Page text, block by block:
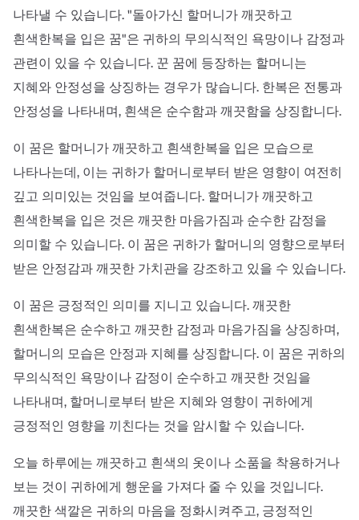
나타낼 수 있습니다. "돌아가신 할머니가 깨끗하고
흰색한복을 입은 꿈"은 귀하의 무의식적인 욕망이나 감정과
관련이 있을 수 있습니다. 꾼 꿈에 등장하는 할머니는
지혜와 안정성을 상징하는 경우가 많습니다. 한복은 전통과
안정성을 나타내며, 흰색은 순수함과 깨끗함을 상징합니다.
이 꿈은 할머니가 깨끗하고 흰색한복을 입은 모습으로
나타나는데, 이는 귀하가 할머니로부터 받은 영향이 여전히
깊고 의미있는 것임을 보여줍니다. 할머니가 깨끗하고
흰색한복을 입은 것은 깨끗한 마음가짐과 순수한 감정을
의미할 수 있습니다. 이 꿈은 귀하가 할머니의 영향으로부터
받은 안정감과 깨끗한 가치관을 강조하고 있을 수 있습니다.
이 꿈은 긍정적인 의미를 지니고 있습니다. 깨끗한
흰색한복은 순수하고 깨끗한 감정과 마음가짐을 상징하며,
할머니의 모습은 안정과 지혜를 상징합니다. 이 꿈은 귀하의
무의식적인 욕망이나 감정이 순수하고 깨끗한 것임을
나타내며, 할머니로부터 받은 지혜와 영향이 귀하에게
긍정적인 영향을 끼친다는 것을 암시할 수 있습니다.
오늘 하루에는 깨끗하고 흰색의 옷이나 소품을 착용하거나
보는 것이 귀하에게 행운을 가져다 줄 수 있을 것입니다.
깨끗한 색깔은 귀하의 마음을 정화시켜주고, 긍정적인